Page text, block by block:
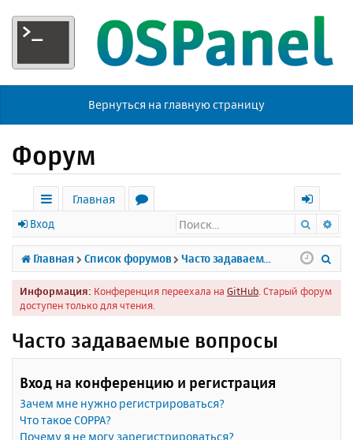
Вернуться на главную страницу
Форум
с
ы
л
к
Главная
р
у
м
х
о
д
Вход Поиск
Главная Список форумов Часто задаваемые вопросы
Информация: Конференция переехала на GitHub . Старый форум
доступен только для чтения.
Часто задаваемые вопросы
Вход на конференцию и регистрация
Зачем мне нужно регистрироваться?
Что такое COPPA?
Почему я не могу зарегистрироваться?